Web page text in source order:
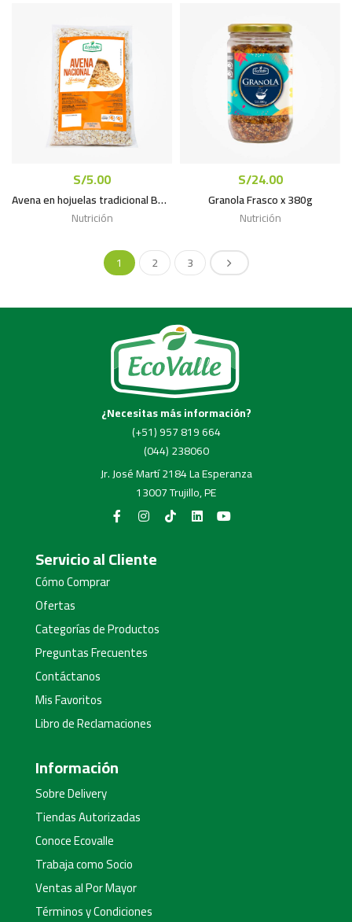
S/5.00
Avena en hojuelas tradicional Bolsa x 250g
Nutrición
S/24.00
Granola Frasco x 380g
Nutrición
1 2 3
Servicio al Cliente
Cómo Comprar
Ofertas
Categorías de Productos
Preguntas Frecuentes
Contáctanos
Mis Favoritos
Libro de Reclamaciones
¿Necesitas más información?
(+51) 957 819 664
(044) 238060
Jr. José Martí 2184 La Esperanza
13007 Trujillo, PE
Información
Sobre Delivery
Tiendas Autorizadas
Conoce Ecovalle
Trabaja como Socio
Ventas al Por Mayor
Términos y Condiciones